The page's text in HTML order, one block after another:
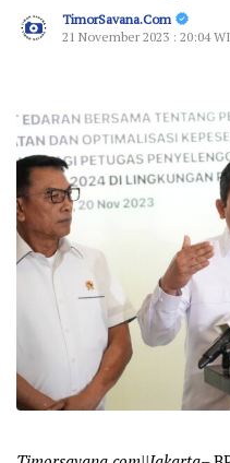
TimorSavana.Com
21 November 2023 : 20:04